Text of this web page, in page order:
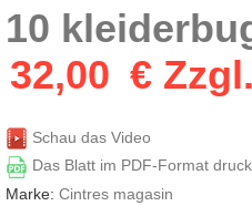
10
32,00 €
Schau das Video
Das Blatt im PDF-Format
Marke: Cintres magasin